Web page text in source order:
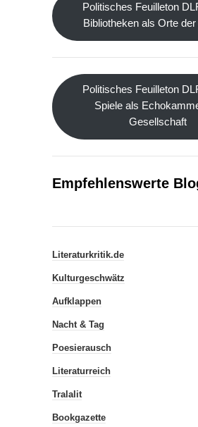
Politisches Feuilleton
Bibliotheken als Orte
Politisches Feuilleton
Spiele als
Gesellschaft
Empfehlenswerte
Literaturkritik.de
Kulturgeschwätz
Aufklappen
Nacht & Tag
Poesierausch
Literaturreich
Tralalit
Bookgazette